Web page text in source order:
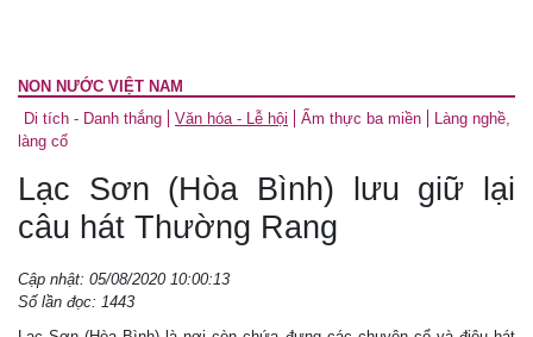
NON NƯỚC VIỆT NAM
Di tích - Danh thắng
Văn hóa - Lễ hội Ẩm thực ba miền
Làng nghề,
làng cổ
Lạc Sơn (Hòa Bình) lưu giữ lại
câu hát Thường Rang
Cập nhật: 05/08/2020 10:00:13
Số lần đọc: 1443